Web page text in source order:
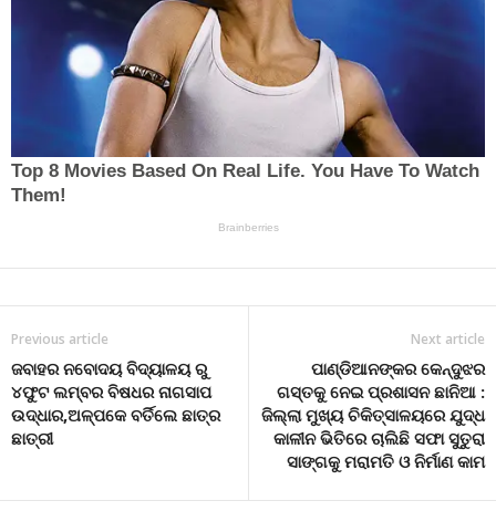
Previous article
ଜବାହର ନବୋଦୟ ବିଦ୍ୟାଳୟ ରୁ
୪ଫୁଟ ଲମ୍ବର ବିଷଧର ନାଗସାପ
ଉଦ୍ଧାର,ଅଳ୍ପକେ ବର୍ତିଲେ ଛାତ୍ର
ଛାତ୍ରୀ
Next article
ପାଣ୍ଡିଆନଙ୍କର କେନ୍ଦୁଝର
ଗସ୍ତକୁ ନେଇ ପ୍ରଶାସନ ଛାନିଆ :
ଜିଲ୍ଲା ମୁଖ୍ୟ ଚିକିତ୍ସାଳୟରେ ଯୁଦ୍ଧ
କାଳୀନ ଭିତିରେ ଚାଲିଛି ସଫା ସୁତୁରା
ସାଙ୍ଗକୁ ମରାମତି ଓ ନିର୍ମାଣ କାମ